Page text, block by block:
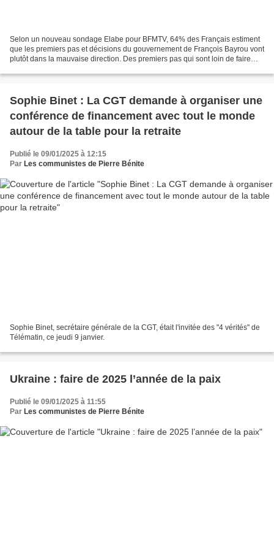
Selon un nouveau sondage Elabe pour BFMTV, 64% des Français estiment
que les premiers pas et décisions du gouvernement de François Bayrou vont
plutôt dans la mauvaise direction. Des premiers pas qui sont loin de faire
Sophie Binet : La CGT demande à organiser une
conférence de financement avec tout le monde
autour de la table pour la retraite
Publié le 09/01/2025 à 12:15
Par Les communistes de Pierre Bénite
Sophie Binet, secrétaire générale de la CGT, était l'invitée des "4 vérités" de
Télématin, ce jeudi 9 janvier.
Ukraine : faire de 2025 l’année de la paix
Publié le 09/01/2025 à 11:55
Par Les communistes de Pierre Bénite